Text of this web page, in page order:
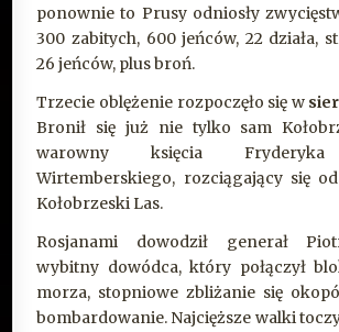
ponownie to Prusy odniosły
300 zabitych, 600 jeńców, 22 działa,
26 jeńców, plus broń.
Trzecie oblężenie rozpoczęło się w
Bronił się już nie tylko sam
warowny księcia Fryderyka
Wirtemberskiego, rozciągający się
Kołobrzeski Las.
Rosjanami dowodził generał
wybitny dowódca, który połączył
morza, stopniowe zbliżanie się
bombardowanie. Najcięższe walki